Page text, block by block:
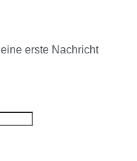
erste Nachricht